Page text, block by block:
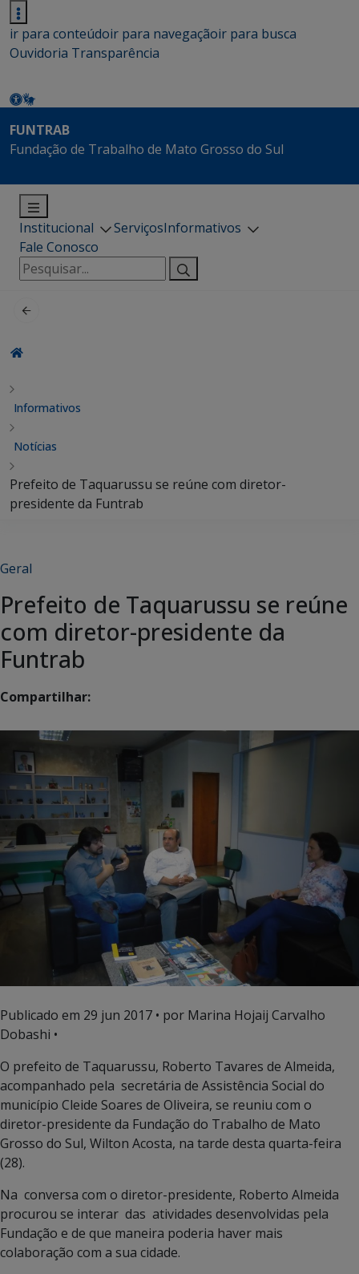
ir para conteúdoir para navegaçãoir para busca
Ouvidoria Transparência
FUNTRAB
Fundação de Trabalho de Mato Grosso do Sul
Institucional ServiçosInformativos
Fale Conosco
Pesquisar
por:
Informativos
Notícias
Prefeito de Taquarussu se reúne com diretor-
presidente da Funtrab
Geral
Prefeito de Taquarussu se reúne
com diretor-presidente da
Funtrab
Compartilhar:
Publicado em 29 jun 2017 • por Marina Hojaij Carvalho
Dobashi •
O prefeito de Taquarussu, Roberto Tavares de Almeida,
acompanhado pela secretária de Assistência Social do
município Cleide Soares de Oliveira, se reuniu com o
diretor-presidente da Fundação do Trabalho de Mato
Grosso do Sul, Wilton Acosta, na tarde desta quarta-feira
(28).
Na conversa com o diretor-presidente, Roberto Almeida
procurou se interar das atividades desenvolvidas pela
Fundação e de que maneira poderia haver mais
colaboração com a sua cidade.